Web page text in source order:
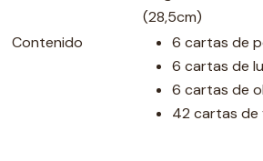
(28,5cm)
Contenido
6 cartas de
6 cartas de
6 cartas de
42 cartas de